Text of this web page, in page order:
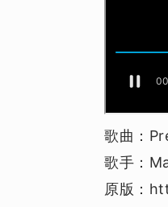
歌曲：
歌手：
原版：